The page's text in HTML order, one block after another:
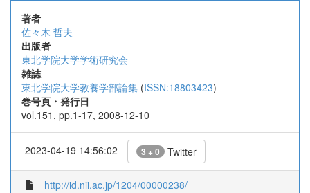
著者
佐々木 哲夫
出版者
東北学院大学学術研究会
雑誌
東北学院大学教養学部論集 (ISSN:18803423)
巻号頁・発行日
vol.151, pp.1-17, 2008-12-10
2023-04-19 14:56:02 3 + 0 Twitter
http://id.nii.ac.jp/1204/00000238/